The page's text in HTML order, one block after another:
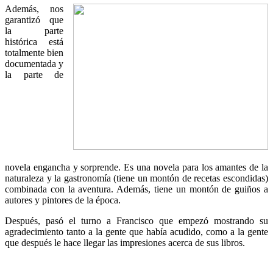
Además, nos
garantizó que
la parte
histórica está
totalmente bien
documentada y
la parte de
novela engancha y sorprende. Es una novela para los amantes de la
naturaleza y la gastronomía (tiene un montón de recetas escondidas)
combinada con la aventura. Además, tiene un montón de guiños a
autores y pintores de la época.
Después, pasó el turno a Francisco que empezó mostrando su
agradecimiento tanto a la gente que había acudido, como a la gente
que después le hace llegar las impresiones acerca de sus libros.